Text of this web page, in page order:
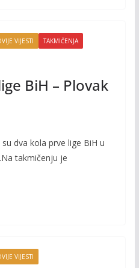
VIJESTI TAKMIČENJA
BiH – Plovak
dva kola prve lige BiH u
takmičenju je
VIJESTI